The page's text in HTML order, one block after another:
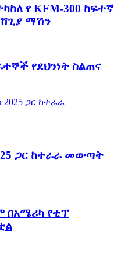
የ KFM-300 ከፍተኛ
ማሽን
የደህንነት ስልጠና
ጋር ከተራራ መውጣት
በአሜሪካ የቲፕ